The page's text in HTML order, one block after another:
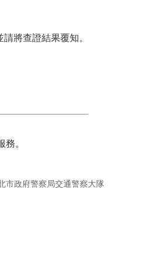
將查證結果覆知。
。
市政府警察局交通警察大隊